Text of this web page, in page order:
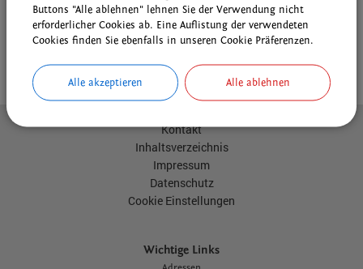
Den gewählten Termin als iCal-Kalenderdatei downloaden
drucken nach oben
Kontakt
Inhaltsverzeichnis
Impressum
Datenschutz
Cookie Einstellungen
Wichtige Links
Buttons "Alle ablehnen" lehnen Sie der Verwendung nicht
erforderlicher Cookies ab. Eine Auflistung der verwendeten
Cookies finden Sie ebenfalls in unseren Cookie Präferenzen.
Alle akzeptieren Alle ablehnen